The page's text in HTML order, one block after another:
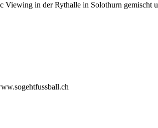
in der Rythalle in Solothurn gemischt